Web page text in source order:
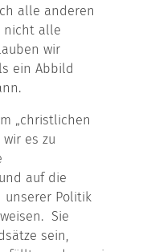
alle anderen
nicht alle
wir
ein Abbild
„christlichen
es zu
auf die
unserer Politik
Sie
sein,